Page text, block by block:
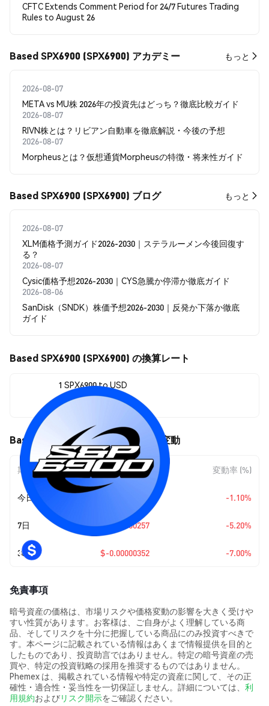
CFTC Extends Comment Period for 24/7 Futures Trading
Rules to August 26
Based SPX6900 (SPX6900) アカデミー もっと
2026-08-07
META vs MU株 2026年の投資先はどっち？徹底比較ガイド
2026-08-07
RIVN株とは？リビアン自動車を徹底解説・今後の予想
2026-08-07
Morpheusとは？仮想通貨Morpheusの特徴・将来性ガイド
Based SPX6900 (SPX6900) ブログ もっと
2026-08-07
XLM価格予測ガイド2026-2030｜ステラルーメン今後回復す
る？
2026-08-07
Cysic価格予想2026-2030｜CYS急騰か停滞か徹底ガイド
2026-08-06
SanDisk（SNDK）株価予想2026-2030｜反発か下落か徹底
ガイド
Based SPX6900 (SPX6900) の換算レート
1 SPX6900 to USD
$0.00004683
Based SPX6900 (SPX6900) の価格変動
期間 金額変動 変動率 (%)
今日 $-0.00000052 -1.10%
7日 $-0.00000257 -5.20%
30日 $-0.00000352 -7.00%
免責事項
暗号資産の価格は、市場リスクや価格変動の影響を大きく受けや
すい性質があります。お客様は、ご自身がよく理解している商
品、そしてリスクを十分に把握している商品にのみ投資すべきで
す。本ページに記載されている情報はあくまで情報提供を目的と
したものであり、投資助言ではありません。特定の暗号資産の売
買や、特定の投資戦略の採用を推奨するものではありません。
Phemex は、掲載されている情報や特定の資産に関して、その正
確性・適合性・妥当性を一切保証しません。詳細については、 利
用規約およびリスク開示をご確認ください。